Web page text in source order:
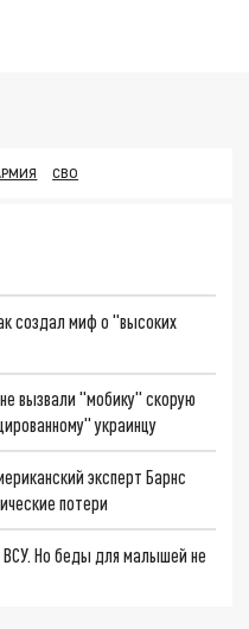
СВО
создал миф о "высоких
вызвали "мобику" скорую
украинцу
эксперт Барнс
потери
Но беды для малышей не